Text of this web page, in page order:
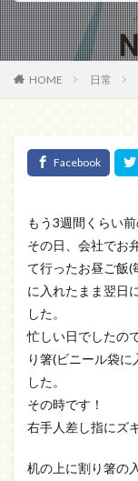
HOME 日常
もう3週間くらい前
その日、会社でお
て行ったお昼ご飯
に入れたまま翌日
した。
忙しい日でしたの
り箸(ビニール袋
した。
その時です！
右手人差し指にズ
机の上に割り箸の